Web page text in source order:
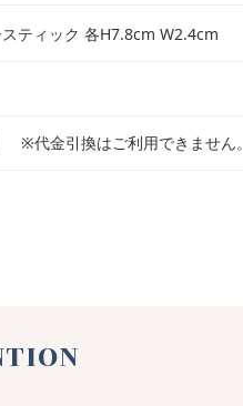
ティック 各H7.8cm W2.4cm
※代金引換はご利用できません。